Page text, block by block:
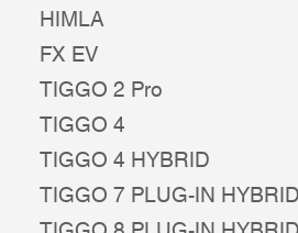
HIMLA
FX EV
TIGGO 2 Pro
TIGGO 4
TIGGO 4 HYBRID
TIGGO 7 PLUG-IN HYBRID